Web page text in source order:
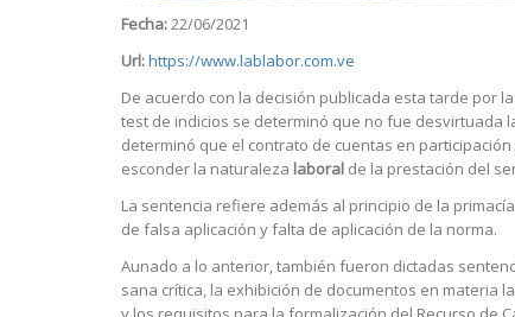
Fecha:22/06/2021
Url:https://www.lablabor.com.ve
De acuerdo con la decisión publicada esta tarde por
test de indicios se determinó que no fue desvirtuada
determinó que el contrato de cuentas en
esconder la naturaleza laboral de la prestación del
La sentencia refiere además al principio de la
de falsa aplicación y falta de aplicación de la norma.
Aunado a lo anterior, también fueron dictadas
sana crítica, la exhibición de documentos en materia